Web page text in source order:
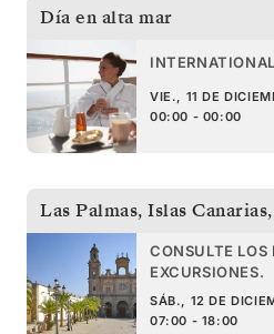
Día en alta mar
VIE., 11 DE
00:00 - 00:00
Las Palmas, Islas Canarias,
CONSULTE LOS
EXCURSIONES.
SÁB., 12 DE
07:00 - 18:00